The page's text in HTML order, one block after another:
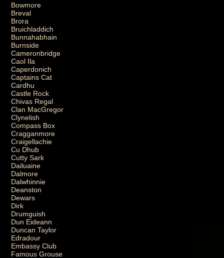
Bowmore
Breval
Brora
Bruichladdich
Bunnahabhain
Burnside
Cameronbridge
Caol Ila
Caperdonich
Captains Cat
Cardhu
Castle Rock
Chivas Regal
Clan MacGregor
Clynelish
Compass Box
Cragganmore
Craigellachie
Cu Dhub
Cutty Sark
Dailuaine
Dalmore
Dalwhinnie
Deanston
Dewars
Dirk
Drumguish
Dun Eideann
Duncan Taylor
Edradour
Embassy Club
Famous Grouse